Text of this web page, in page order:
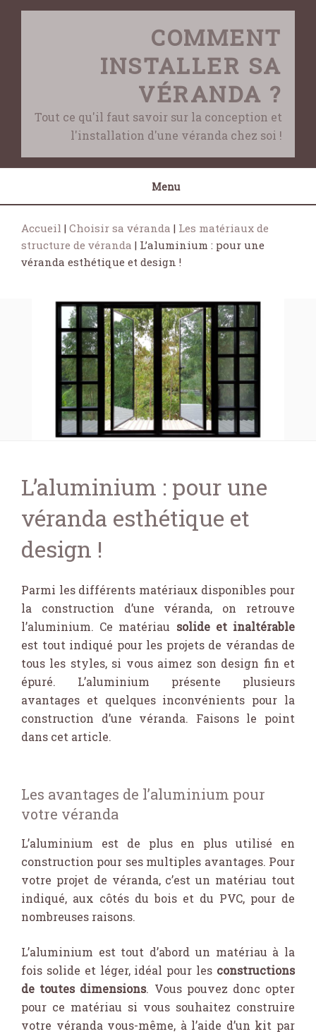
Skip
COMMENT
INSTALLER SA
VÉRANDA ?
Tout ce qu'il faut savoir sur la conception et
l'installation d'une véranda chez soi !
Menu
Accueil | Choisir sa véranda | Les matériaux de
structure de véranda | L’aluminium : pour une
véranda esthétique et design !
L’aluminium : pour une
véranda esthétique et
design !
Parmi les différents matériaux disponibles pour
la construction d’une véranda, on retrouve
l’aluminium. Ce matériau solide et inaltérable
est tout indiqué pour les projets de vérandas de
tous les styles, si vous aimez son design fin et
épuré. L’aluminium présente plusieurs
avantages et quelques inconvénients pour la
construction d’une véranda. Faisons le point
dans cet article.
Les avantages de l’aluminium pour
votre véranda
L’aluminium est de plus en plus utilisé en
construction pour ses multiples avantages. Pour
votre projet de véranda, c’est un matériau tout
indiqué, aux côtés du bois et du PVC, pour de
nombreuses raisons.
L’aluminium est tout d’abord un matériau à la
fois solide et léger, idéal pour les constructions
de toutes dimensions. Vous pouvez donc opter
pour ce matériau si vous souhaitez construire
votre véranda vous-même, à l’aide d’un kit par